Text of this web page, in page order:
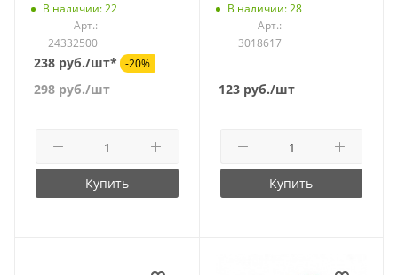
В наличии: 22
Арт.:
24332500
238 руб./шт* -20%
298 руб./шт
Купить
В наличии: 28
Арт.:
3018617
123руб./шт
Купить